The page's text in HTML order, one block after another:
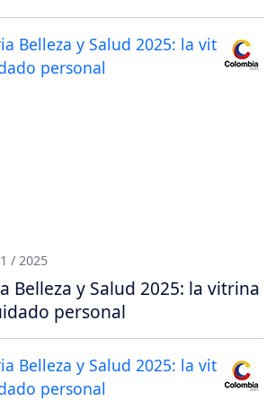
/ 2025
Belleza y Salud 2025: la vitrina
personal